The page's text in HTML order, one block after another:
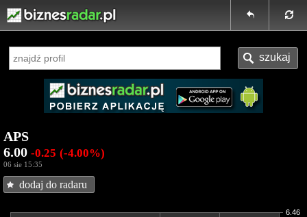
APS
6.00 -0.25 (-4.00%)
06 sie 15:35
dodaj do radaru
6.46